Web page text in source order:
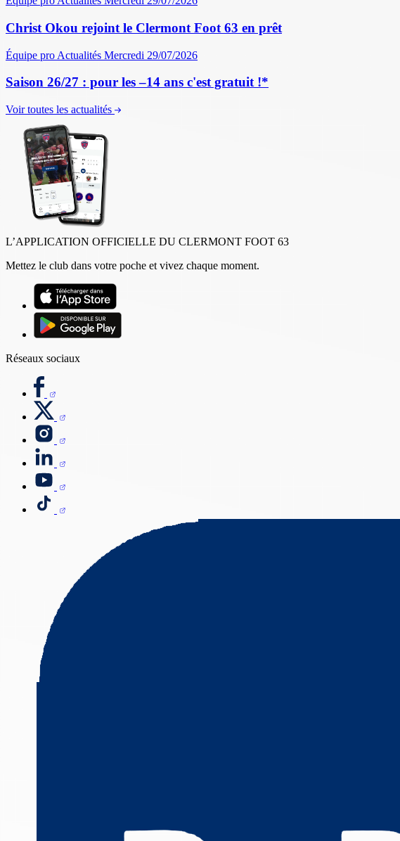
Christ Okou rejoint le Clermont Foot 63 en prêt
Équipe pro Actualités Mercredi 29/07/2026
Saison 26/27 : pour les –14 ans c'est gratuit !*
Voir toutes les actualités
L’APPLICATION OFFICIELLE DU CLERMONT FOOT 63
Mettez le club dans votre poche et vivez chaque moment.
Réseaux sociaux